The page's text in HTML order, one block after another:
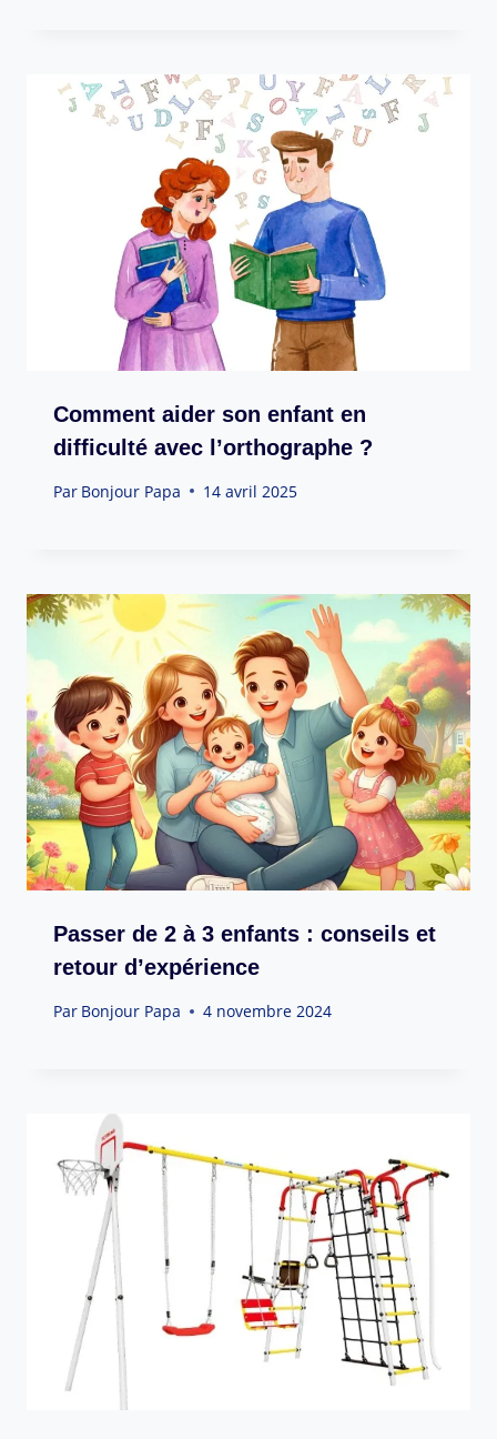
Comment aider son enfant en
difficulté avec l’orthographe ?
Par Bonjour Papa 14 avril 2025
Passer de 2 à 3 enfants : conseils et
retour d’expérience
Par Bonjour Papa 4 novembre 2024